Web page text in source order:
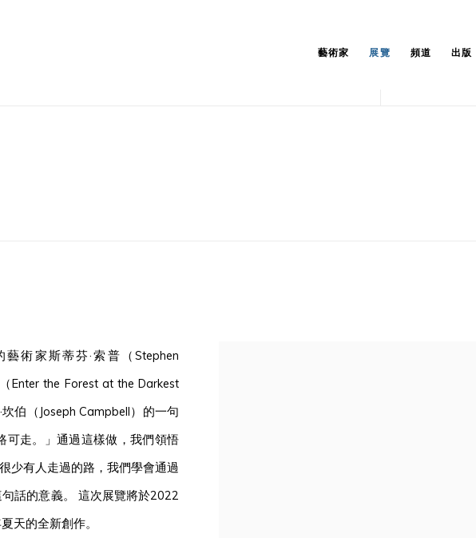
藝術家 展覽 頻道 出版
術家斯蒂芬·索普（Stephen
the Forest at the Darkest
伯（Joseph Campbell）的一句
可走。」通過這樣做，我們領悟
少有人走過的路，我們學會通過
話的意義。 這次展覽將於2022
天的全新創作。